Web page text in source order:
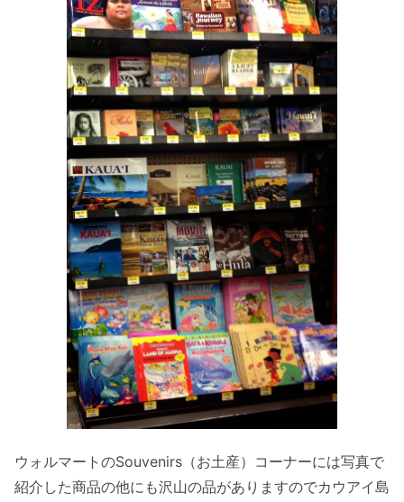
ウォルマートのSouvenirs（お土産）コーナーには写真で
紹介した商品の他にも沢山の品がありますのでカウアイ島